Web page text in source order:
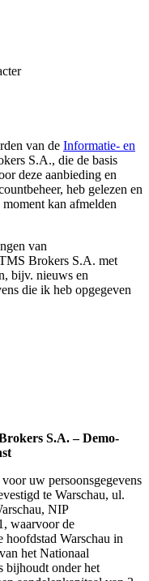
van de Informatie- en
S.A., die de basis
deze aanbieding en
heb gelezen en
kan afmelden
van
Brokers S.A. met
bijv. nieuws en
die ik heb opgegeven
S.A. – Demo-
uw persoonsgegevens
te Warschau, ul.
NIP
waarvoor de
hoofdstad Warschau in
het Nationaal
bijhoudt onder het